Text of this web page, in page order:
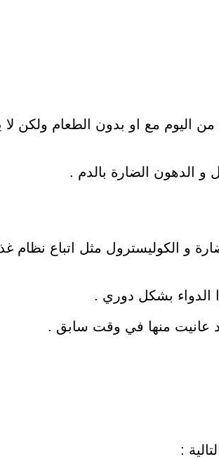
اليوم مع او بدون الطعام ولكن
الدهون الضارة بالدم .
و الكوليسترول مثل اتباع نظام
الدواء بشكل دوري .
عانيت منها في وقت سابق .
: